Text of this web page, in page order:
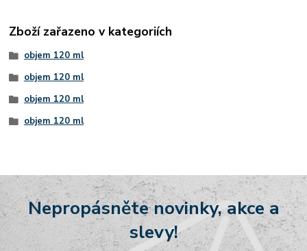
Zboží zařazeno v kategoriích
objem 120 ml
objem 120 ml
objem 120 ml
objem 120 ml
Nepropásněte novinky, akce a
slevy!